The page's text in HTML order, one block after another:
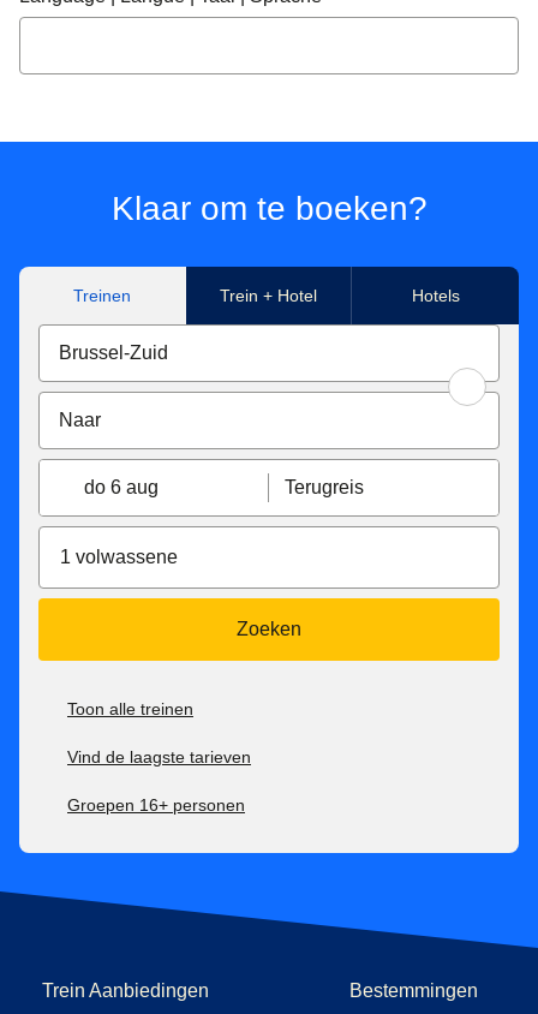
Klaar om te boeken?
Treinen Trein + Hotel Hotels
do 6 aug Terugreis
1 volwassene
Zoeken
Toon alle treinen
Vind de laagste tarieven
Groepen 16+ personen
Trein Aanbiedingen Bestemmingen